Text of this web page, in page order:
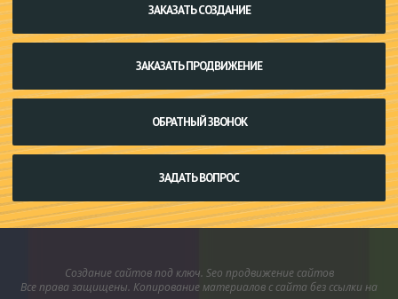
ЗАКАЗАТЬ СОЗДАНИЕ
ЗАКАЗАТЬ ПРОДВИЖЕНИЕ
ОБРАТНЫЙ ЗВОНОК
ЗАДАТЬ ВОПРОС
Создание сайтов под ключ. Seo продвижение сайтов
Все права защищены. Копирование материалов с сайта без ссылки на